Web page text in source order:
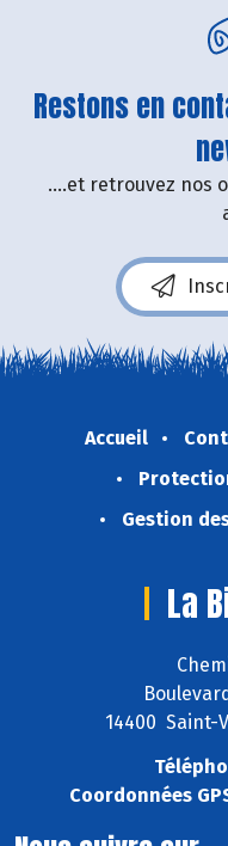
Restons en
....et retrouvez nos
Accueil
Gestion
La
14400 Saint-
Coordonnées